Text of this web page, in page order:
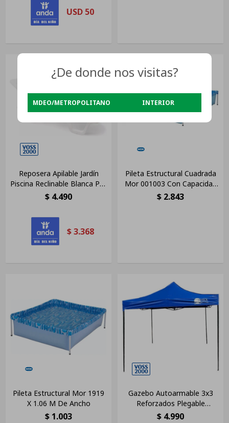
USD 50
Reposera Apilable Jardín
Piscina Reclinable Blanca Pvc
Blanco
$ 4.490
$ 3.368
Pileta Estructural Cuadrada
Mor 001003 Con Capacidad
De 1500 Litros 1.89x1.89 M
$ 2.843
Pileta Estructural Mor 1919
X 1.06 M De Ancho
$ 1.003
Gazebo Autoarmable 3x3
Reforzados Plegable
Impermeable Color Azul
$ 4.990
¿De donde nos visitas?
MDEO/METROPOLITANO INTERIOR